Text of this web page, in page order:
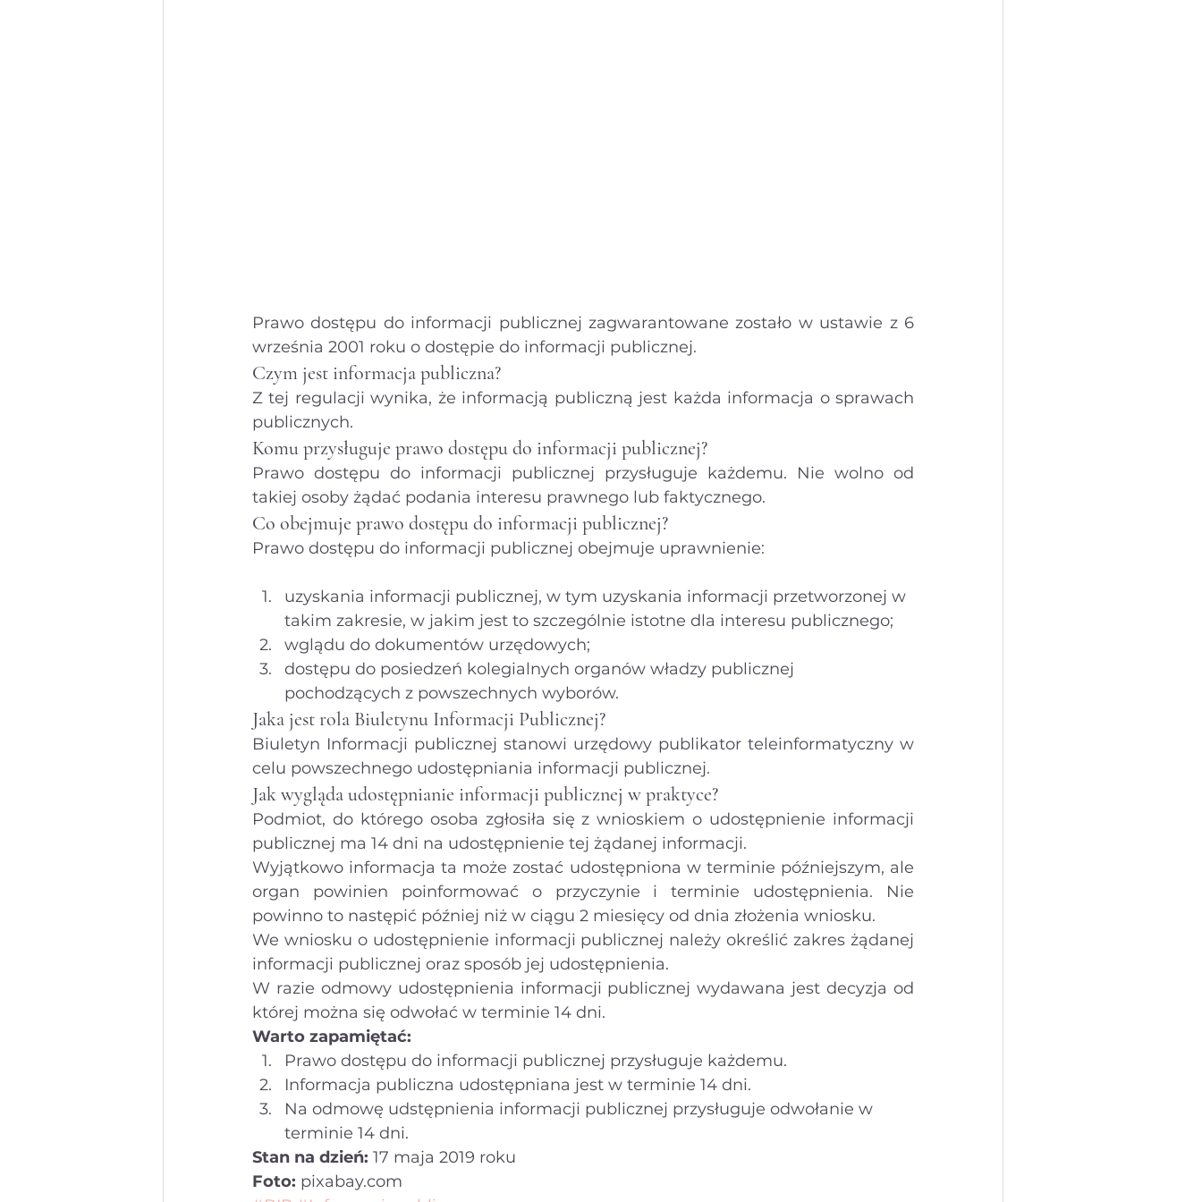
Prawo dostępu do informacji publicznej zagwarantowane zostało w ustawie z 6
września 2001 roku o dostępie do informacji publicznej.
Czym jest informacja publiczna?
Z tej regulacji wynika, że informacją publiczną jest każda informacja o sprawach
publicznych.
Komu przysługuje prawo dostępu do informacji publicznej?
Prawo dostępu do informacji publicznej przysługuje każdemu. Nie wolno od
takiej osoby żądać podania interesu prawnego lub faktycznego.
Co obejmuje prawo dostępu do informacji publicznej?
Prawo dostępu do informacji publicznej obejmuje uprawnienie:
uzyskania informacji publicznej, w tym uzyskania informacji przetworzonej w
takim zakresie, w jakim jest to szczególnie istotne dla interesu publicznego;
wglądu do dokumentów urzędowych;
dostępu do posiedzeń kolegialnych organów władzy publicznej
pochodzących z powszechnych wyborów.
Jaka jest rola Biuletynu Informacji Publicznej?
Biuletyn Informacji publicznej stanowi urzędowy publikator teleinformatyczny w
celu powszechnego udostępniania informacji publicznej.
Jak wygląda udostępnianie informacji publicznej w praktyce?
Podmiot, do którego osoba zgłosiła się z wnioskiem o udostępnienie informacji
publicznej ma 14 dni na udostępnienie tej żądanej informacji.
Wyjątkowo informacja ta może zostać udostępniona w terminie późniejszym, ale
organ powinien poinformować o przyczynie i terminie udostępnienia. Nie
powinno to następić później niż w ciągu 2 miesięcy od dnia złożenia wniosku.
We wniosku o udostępnienie informacji publicznej należy określić zakres żądanej
informacji publicznej oraz sposób jej udostępnienia.
W razie odmowy udostępnienia informacji publicznej wydawana jest decyzja od
której można się odwołać w terminie 14 dni.
Warto zapamiętać:
Prawo dostępu do informacji publicznej przysługuje każdemu.
Informacja publiczna udostępniana jest w terminie 14 dni.
Na odmowę udstępnienia informacji publicznej przysługuje odwołanie w
terminie 14 dni.
Stan na dzień: 17 maja 2019 roku
Foto: pixabay.com